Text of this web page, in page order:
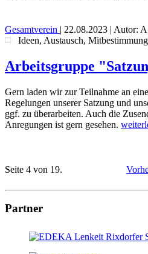
Gesamtverein | 22.08.2023 | Autor:
Ideen, Austausch, Mitbestimmung
Arbeitsgruppe
Gern laden wir zur Teilnahme an
Regelungen unserer Satzung und
ggf. zu überarbeiten. Auch die
Anregungen ist gern gesehen.
Seite 4 von 19.
Partner